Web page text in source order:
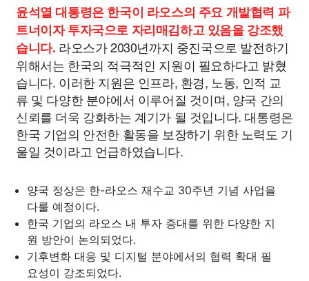
윤석열 대통령은 한국이 라오스의 주요 개발협력 파
트너이자 투자국으로 자리매김하고 있음을 강조했
습니다. 라오스가 2030년까지 중진국으로 발전하기
위해서는 한국의 적극적인 지원이 필요하다고 밝혔
습니다. 이러한 지원은 인프라, 환경, 노동, 인적 교
류 및 다양한 분야에서 이루어질 것이며, 양국 간의
신뢰를 더욱 강화하는 계기가 될 것입니다. 대통령은
한국 기업의 안전한 활동을 보장하기 위한 노력도 기
울일 것이라고 언급하였습니다.
양국 정상은 한-라오스 재수교 30주년 기념 사업을
다룰 예정이다.
한국 기업의 라오스 내 투자 증대를 위한 다양한 지
원 방안이 논의되었다.
기후변화 대응 및 디지털 분야에서의 협력 확대 필
요성이 강조되었다.